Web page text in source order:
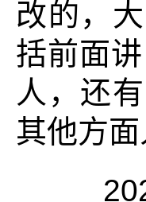
改的，
括前面
人，还
其他方